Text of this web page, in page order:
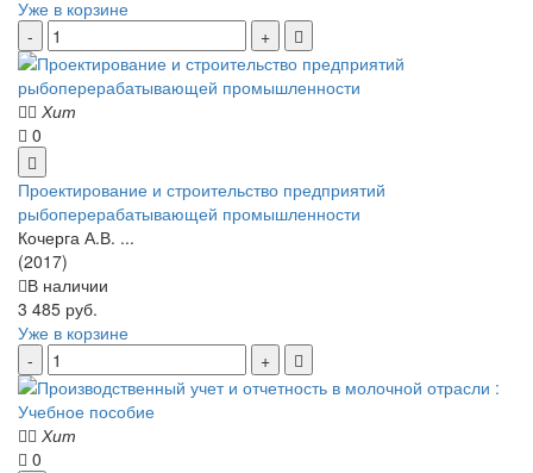
Уже в корзине
Хит
0
Проектирование и строительство предприятий
рыбоперерабатывающей промышленности
Кочерга А.В. ...
(2017)
В наличии
3 485 руб.
Уже в корзине
Хит
0